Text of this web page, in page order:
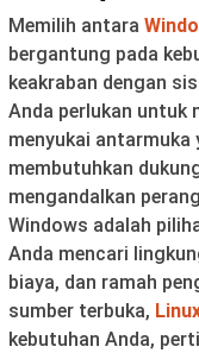
Memilih antara
bergantung pada
keakraban dengan
Anda perlukan untuk
menyukai antarmuka
membutuhkan
mengandalkan
Windows adalah
Anda mencari
biaya, dan ramah
sumber terbuka,
kebutuhan Anda,